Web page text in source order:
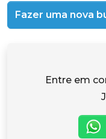
Fazer uma nova
Entre em